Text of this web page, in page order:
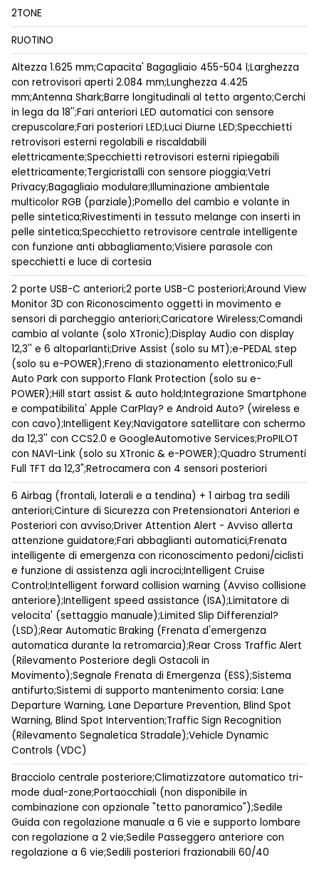
2TONE
RUOTINO
Altezza 1.625 mm;Capacita' Bagagliaio 455-504 l;Larghezza
con retrovisori aperti 2.084 mm;Lunghezza 4.425
mm;Antenna Shark;Barre longitudinali al tetto argento;Cerchi
in lega da 18'';Fari anteriori LED automatici con sensore
crepuscolare;Fari posteriori LED;Luci Diurne LED;Specchietti
retrovisori esterni regolabili e riscaldabili
elettricamente;Specchietti retrovisori esterni ripiegabili
elettricamente;Tergicristalli con sensore pioggia;Vetri
Privacy;Bagagliaio modulare;Illuminazione ambientale
multicolor RGB (parziale);Pomello del cambio e volante in
pelle sintetica;Rivestimenti in tessuto melange con inserti in
pelle sintetica;Specchietto retrovisore centrale intelligente
con funzione anti abbagliamento;Visiere parasole con
specchietti e luce di cortesia
2 porte USB-C anteriori;2 porte USB-C posteriori;Around View
Monitor 3D con Riconoscimento oggetti in movimento e
sensori di parcheggio anteriori;Caricatore Wireless;Comandi
cambio al volante (solo XTronic);Display Audio con display
12,3'' e 6 altoparlanti;Drive Assist (solo su MT);e-PEDAL step
(solo su e-POWER);Freno di stazionamento elettronico;Full
Auto Park con supporto Flank Protection (solo su e-
POWER);Hill start assist & auto hold;Integrazione Smartphone
e compatibilita' Apple CarPlay? e Android Auto? (wireless e
con cavo);Intelligent Key;Navigatore satellitare con schermo
da 12,3'' con CCS2.0 e GoogleAutomotive Services;ProPILOT
con NAVI-Link (solo su XTronic & e-POWER);Quadro Strumenti
Full TFT da 12,3";Retrocamera con 4 sensori posteriori
6 Airbag (frontali, laterali e a tendina) + 1 airbag tra sedili
anteriori;Cinture di Sicurezza con Pretensionatori Anteriori e
Posteriori con avviso;Driver Attention Alert - Avviso allerta
attenzione guidatore;Fari abbaglianti automatici;Frenata
intelligente di emergenza con riconoscimento pedoni/ciclisti
e funzione di assistenza agli incroci;Intelligent Cruise
Control;Intelligent forward collision warning (Avviso collisione
anteriore);Intelligent speed assistance (ISA);Limitatore di
velocita' (settaggio manuale);Limited Slip Differenzial?
(LSD);Rear Automatic Braking (Frenata d'emergenza
automatica durante la retromarcia);Rear Cross Traffic Alert
(Rilevamento Posteriore degli Ostacoli in
Movimento);Segnale Frenata di Emergenza (ESS);Sistema
antifurto;Sistemi di supporto mantenimento corsia: Lane
Departure Warning, Lane Departure Prevention, Blind Spot
Warning, Blind Spot Intervention;Traffic Sign Recognition
(Rilevamento Segnaletica Stradale);Vehicle Dynamic
Controls (VDC)
Bracciolo centrale posteriore;Climatizzatore automatico tri-
mode dual-zone;Portaocchiali (non disponibile in
combinazione con opzionale "tetto panoramico");Sedile
Guida con regolazione manuale a 6 vie e supporto lombare
con regolazione a 2 vie;Sedile Passeggero anteriore con
regolazione a 6 vie;Sedili posteriori frazionabili 60/40